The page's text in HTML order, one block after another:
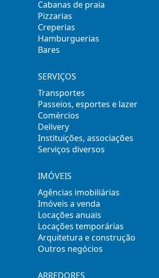
Cabanas de praia
Pizzarias
Creperias
Hamburguerias
Bares
SERVIÇOS
Transportes
Passeios, esportes e lazer
Comércios
Delivery
Instituições, associações
Serviços diversos
IMÓVEIS
Agências imobiliárias
Imóveis a venda
Locações anuais
Locações temporárias
Arquitetura e construção
Outros negócios
ARREDORES